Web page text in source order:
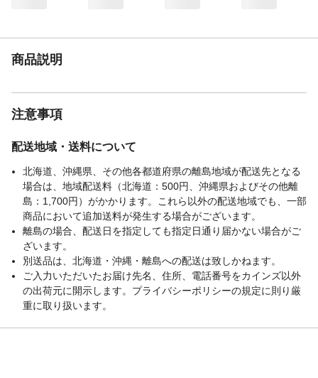
商品説明
注意事項
配送地域・送料について
北海道、沖縄県、その他各都道府県の離島地域が配送先となる
場合は、地域配送料（北海道：500円、沖縄県およびその他離
島：1,700円）がかかります。これら以外の配送地域でも、一部
商品において追加送料が発生する場合がございます。
離島の場合、配送日を指定しても指定日通り届かない場合がご
ざいます。
別送品は、北海道・沖縄・離島への配送は致しかねます。
ご入力いただいたお届け先名、住所、電話番号をカインズ以外
の出荷元に開示します。プライバシーポリシーの規定に則り厳
重に取り扱います。